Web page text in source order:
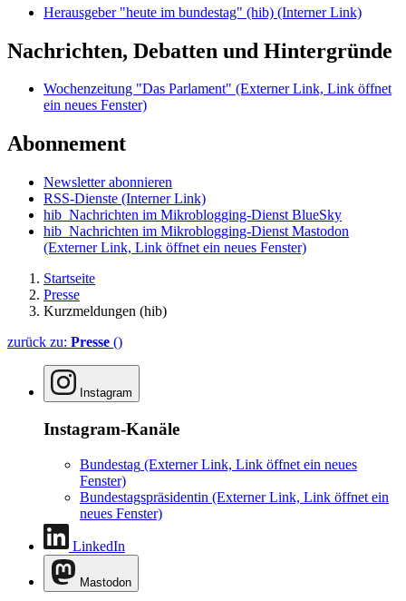
Herausgeber "heute im bundestag" (hib) (Interner Link)
Nachrichten, Debatten und Hintergründe
Wochenzeitung "Das Parlament" (Externer Link, Link öffnet
ein neues Fenster)
Abonnement
Newsletter abonnieren
RSS-Dienste (Interner Link)
hib_Nachrichten im Mikroblogging-Dienst BlueSky
hib_Nachrichten im Mikroblogging-Dienst Mastodon
(Externer Link, Link öffnet ein neues Fenster)
Startseite
Presse
Kurzmeldungen (hib)
zurück zu: Presse ()
Instagram
Instagram-Kanäle
Bundestag (Externer Link, Link öffnet ein neues
Fenster)
Bundestagspräsidentin (Externer Link, Link öffnet ein
neues Fenster)
LinkedIn
Mastodon